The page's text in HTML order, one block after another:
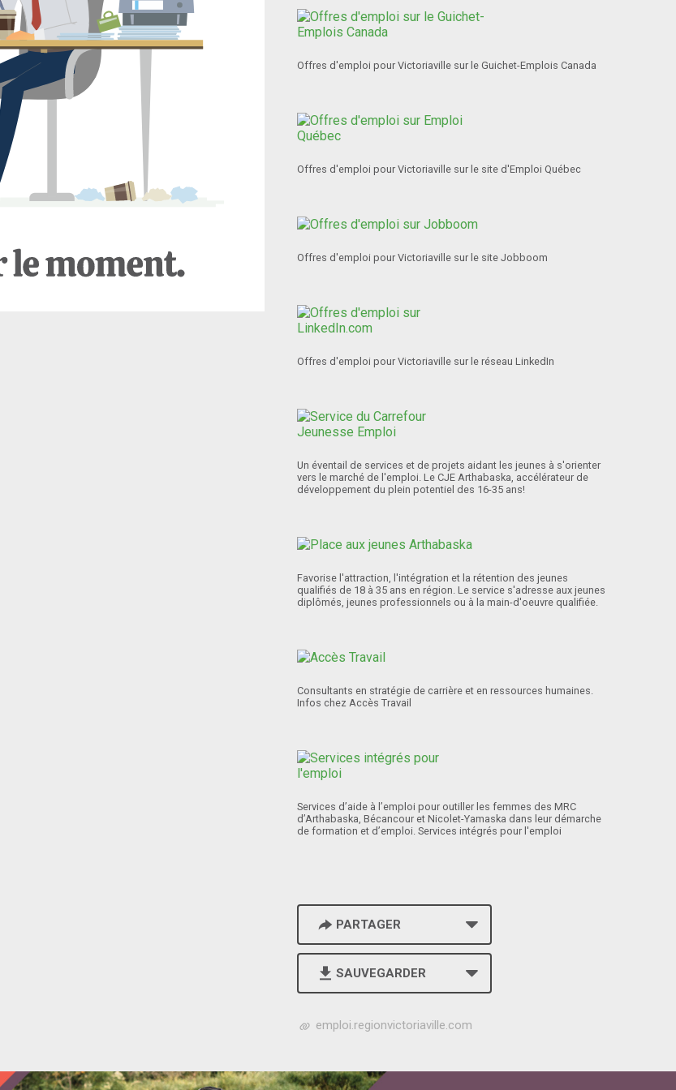
Offres d'emploi pour Victoriaville sur le Guichet-Emplois Canada
Offres d'emploi pour Victoriaville sur le site d'Emploi Québec
Offres d'emploi pour Victoriaville sur le site Jobboom
Offres d'emploi pour Victoriaville sur le réseau LinkedIn
Un éventail de services et de projets aidant les jeunes à s'orienter
vers le marché de l'emploi. Le CJE Arthabaska, accélérateur de
développement du plein potentiel des 16-35 ans!
Favorise l'attraction, l'intégration et la rétention des jeunes
qualifiés de 18 à 35 ans en région. Le service s'adresse aux jeunes
diplômés, jeunes professionnels ou à la main-d'oeuvre qualifiée.
Consultants en stratégie de carrière et en ressources humaines.
Infos chez Accès Travail
Services d’aide à l’emploi pour outiller les femmes des MRC
d’Arthabaska, Bécancour et Nicolet-Yamaska dans leur démarche
de formation et d’emploi. Services intégrés pour l'emploi
PARTAGER
SAUVEGARDER
h
p
s
emploi.regionvictoriaville.com